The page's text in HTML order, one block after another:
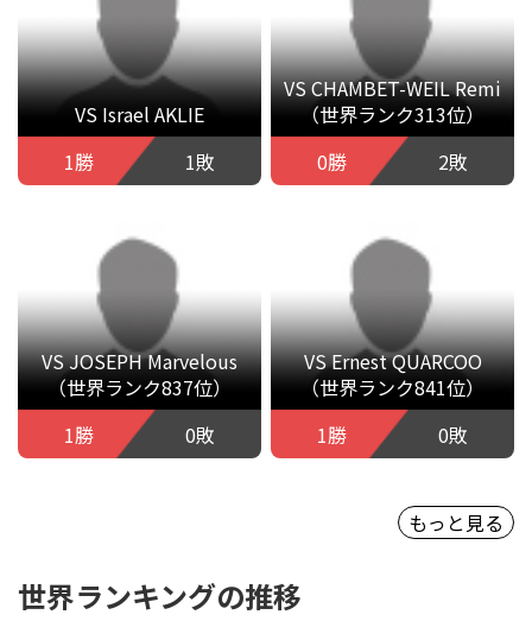
VS Israel AKLIE
1勝
1敗
VS CHAMBET-WEIL Remi
（世界ランク313位）
0勝
2敗
VS JOSEPH Marvelous
（世界ランク837位）
1勝
0敗
VS Ernest QUARCOO
（世界ランク841位）
1勝
0敗
もっと見る
世界ランキングの推移